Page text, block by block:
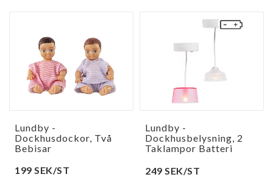
Lundby -
Dockhusdockor, Två
Bebisar
199 SEK/ST
Lundby -
Dockhusbelysning, 2
Taklampor Batteri
249 SEK/ST